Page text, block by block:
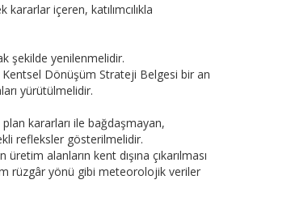
içeren, katılımcılıkla
şekilde yenilenmelidir.
Dönüşüm Strateji Belgesi bir an
yürütülmelidir.
kararları ile bağdaşmayan,
refleksler gösterilmelidir.
alanların kent dışına çıkarılması
rüzgâr yönü gibi meteorolojik veriler